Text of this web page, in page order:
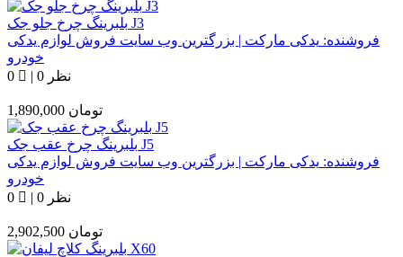
بلبرینگ چرخ جلو جک J3
فروشنده: یدکی مارکت | بزرگترین وب سایت فروش لوازم یدکی
خودرو
0
| 0 نظر
1,890,000 تومان
بلبرینگ چرخ عقب جک J5
فروشنده: یدکی مارکت | بزرگترین وب سایت فروش لوازم یدکی
خودرو
0
| 0 نظر
2,902,500 تومان